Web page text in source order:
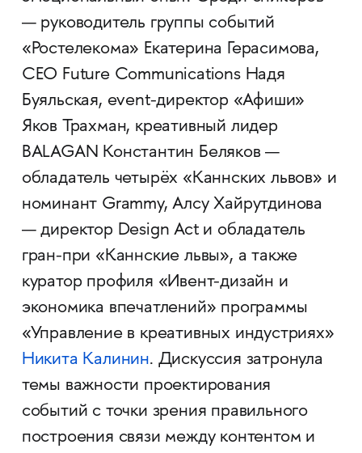
— руководитель группы событий
«Ростелекома» Екатерина Герасимова,
CEO Future Communications Надя
Буяльская, event-директор «Афиши»
Яков Трахман, креативный лидер
BALAGAN Константин Беляков —
обладатель четырёх «Каннских львов» и
номинант Grammy, Алсу Хайрутдинова
— директор Design Act и обладатель
гран-при «Каннские львы», а также
куратор профиля «Ивент-дизайн и
экономика впечатлений» программы
«Управление в креативных индустриях»
Никита Калинин. Дискуссия затронула
темы важности проектирования
событий с точки зрения правильного
построения связи между контентом и